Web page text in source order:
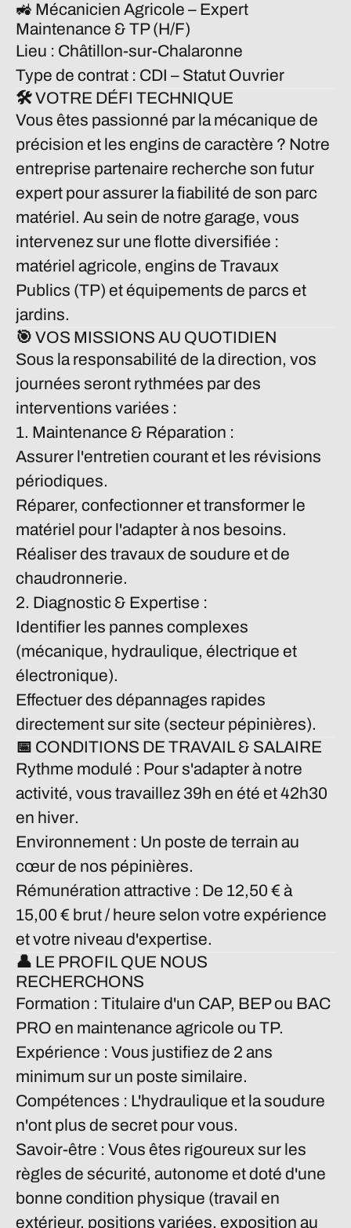
🚜 Mécanicien Agricole – Expert
Maintenance & TP (H/F)
Lieu : Châtillon-sur-Chalaronne
Type de contrat : CDI – Statut Ouvrier
🛠️ VOTRE DÉFI TECHNIQUE
Vous êtes passionné par la mécanique de
précision et les engins de caractère ? Notre
entreprise partenaire recherche son futur
expert pour assurer la fiabilité de son parc
matériel. Au sein de notre garage, vous
intervenez sur une flotte diversifiée :
matériel agricole, engins de Travaux
Publics (TP) et équipements de parcs et
jardins.
🎯 VOS MISSIONS AU QUOTIDIEN
Sous la responsabilité de la direction, vos
journées seront rythmées par des
interventions variées :
1. Maintenance & Réparation :
Assurer l'entretien courant et les révisions
périodiques.
Réparer, confectionner et transformer le
matériel pour l'adapter à nos besoins.
Réaliser des travaux de soudure et de
chaudronnerie.
2. Diagnostic & Expertise :
Identifier les pannes complexes
(mécanique, hydraulique, électrique et
électronique).
Effectuer des dépannages rapides
directement sur site (secteur pépinières).
📅 CONDITIONS DE TRAVAIL & SALAIRE
Rythme modulé : Pour s'adapter à notre
activité, vous travaillez 39h en été et42h30
en hiver.
Environnement : Un poste de terrain au
cœur de nos pépinières.
Rémunération attractive : De 12,50 € à
15,00 € brut / heure selon votre expérience
et votre niveau d'expertise.
👤 LE PROFIL QUE NOUS
RECHERCHONS
Formation : Titulaire d'un CAP, BEP ou BAC
PRO en maintenance agricole ou TP.
Expérience : Vous justifiez de 2 ans
minimum sur un poste similaire.
Compétences : L'hydraulique et la soudure
n'ont plus de secret pour vous.
Savoir-être : Vous êtes rigoureux sur les
règles de sécurité, autonome et doté d'une
bonne condition physique (travail en
extérieur, positions variées, exposition au